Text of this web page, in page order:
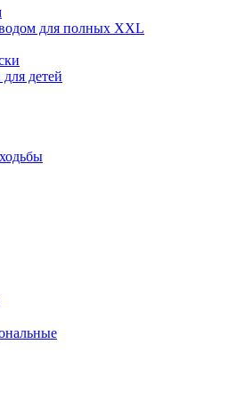
для полных XXL
детей